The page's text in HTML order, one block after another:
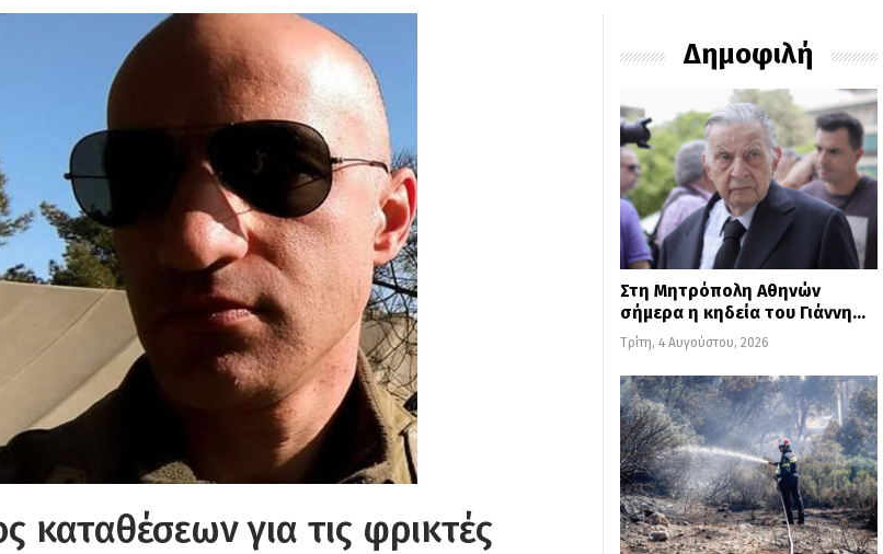
για τις φρικτές
Δημοφιλή
Στη Μητρόπολη Αθηνών
σήμερα η κηδεία του Γιάννη…
Τρίτη, 4 Αυγούστου, 2026